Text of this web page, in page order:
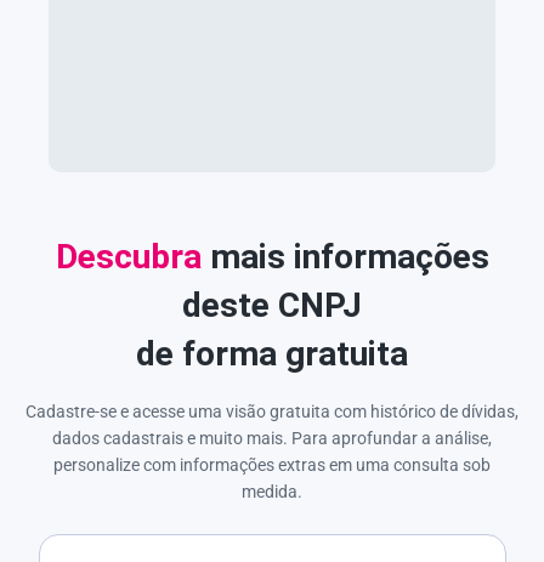
Descubramais informações
deste CNPJ
de forma gratuita
Cadastre-se e acesse uma visão gratuita com histórico de dívidas,
dados cadastrais e muito mais. Para aprofundar a análise,
personalize com informações extras em uma consulta sob
medida.